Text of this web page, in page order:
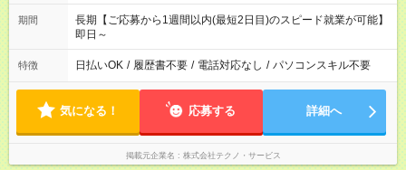
期間
長期【ご応募から1週間以内(最短2日目)のスピード就業が可能】
即日～
特徴 日払いOK / 履歴書不要 / 電話対応なし / パソコンスキル不要
気になる！ 応募する 詳細へ
掲載元企業名 株式会社テクノ・サービス